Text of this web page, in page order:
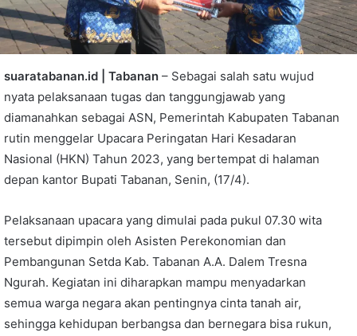
suaratabanan.id | Tabanan – Sebagai salah satu wujud
nyata pelaksanaan tugas dan tanggungjawab yang
diamanahkan sebagai ASN, Pemerintah Kabupaten Tabanan
rutin menggelar Upacara Peringatan Hari Kesadaran
Nasional (HKN) Tahun 2023, yang bertempat di halaman
depan kantor Bupati Tabanan, Senin, (17/4).
Pelaksanaan upacara yang dimulai pada pukul 07.30 wita
tersebut dipimpin oleh Asisten Perekonomian dan
Pembangunan Setda Kab. Tabanan A.A. Dalem Tresna
Ngurah. Kegiatan ini diharapkan mampu menyadarkan
semua warga negara akan pentingnya cinta tanah air,
sehingga kehidupan berbangsa dan bernegara bisa rukun,